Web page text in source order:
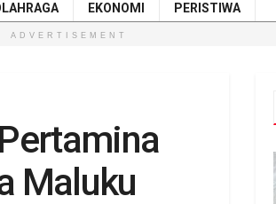
EKONOMI PERISTIWA
ADVERTISEMENT
Maluku